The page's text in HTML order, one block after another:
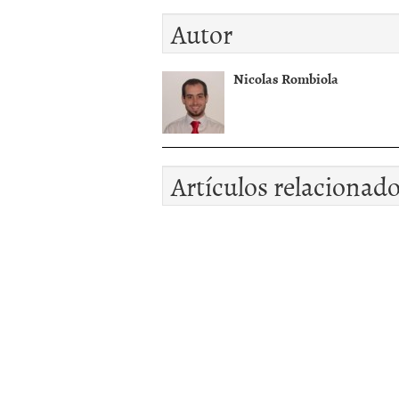
Autor
Nicolas Rombiola
Artículos